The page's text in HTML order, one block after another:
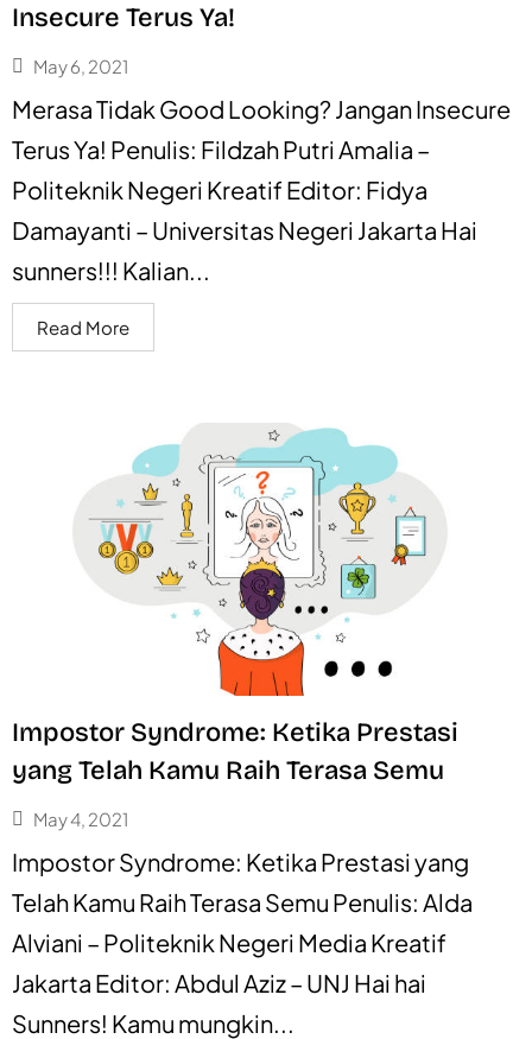
Insecure Terus Ya!
May 6, 2021
Merasa Tidak Good Looking? Jangan Insecure
Terus Ya! Penulis: Fildzah Putri Amalia –
Politeknik Negeri Kreatif Editor: Fidya
Damayanti – Universitas Negeri Jakarta Hai
sunners!!! Kalian...
Read More
Impostor Syndrome: Ketika Prestasi
yang Telah Kamu Raih Terasa Semu
May 4, 2021
Impostor Syndrome: Ketika Prestasi yang
Telah Kamu Raih Terasa Semu Penulis: Alda
Alviani – Politeknik Negeri Media Kreatif
Jakarta Editor: Abdul Aziz – UNJ Hai hai
Sunners! Kamu mungkin...